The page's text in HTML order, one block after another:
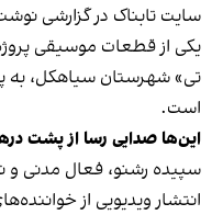
سایت تابناک در گزارشی
یکی از قطعات موسیقی پروژه
تی» شهرستان سیاهکل،
است.
این‌ها صدایی رسا از پشت
سپیده رشنو، فعال مدنی و
انتشار ویدیویی از